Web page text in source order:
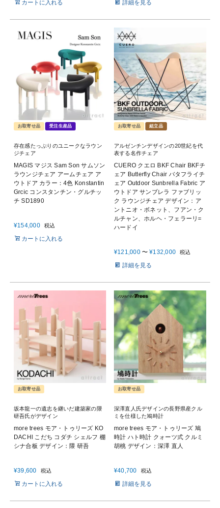
カートに入れる 詳細を見る
お取寄せ品 受注生産品
存在感たっぷりのユニークなラウン
ジチェア
MAGIS マジス Sam Son サムソン
ラウンジチェア アームチェア ア
ウトドア カラー：4色 Konstantin
Grcic コンスタンチン・グルチッ
チ SD1890
¥154,000 税込
カートに入れる
お取寄せ品 組立品
アルゼンチンデザインの20世紀を代
表する名作チェア
CUERO クエロ BKF Chair BKFチ
ェア Butterfly Chair バタフライチ
ェア Outdoor Sunbrella Fabric ア
ウトドア サンブレラ ファブリッ
ク ラウンジチェア デザイン：ア
ントニオ・ボネット、フアン・ク
ルチャン、ホルヘ・フェラーリ=
ハードイ
¥121,000 〜 ¥132,000 税込
詳細を見る
お取寄せ品
坂本龍一の遺志を継いだ建築家の隈
研吾氏がデザイン
more trees モア・トゥリーズ KO
DACHI こだち コダチ シェルフ 棚
シナ合板 デザイン：隈 研吾
¥39,600 税込
カートに入れる
お取寄せ品
深澤直人氏デザインの長野県産クル
ミを仕様した鳩時計
more trees モア・トゥリーズ 鳩
時計 ハト時計 クォーツ式 クルミ
胡桃 デザイン：深澤 直人
¥40,700 税込
詳細を見る